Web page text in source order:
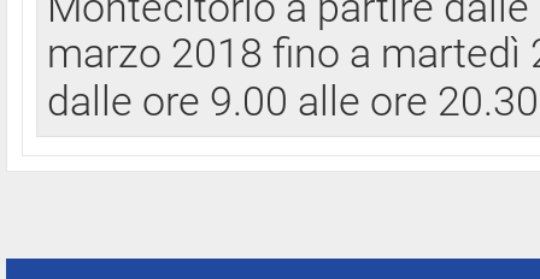
marzo 2018 fino a
dalle ore 9.00 alle ore